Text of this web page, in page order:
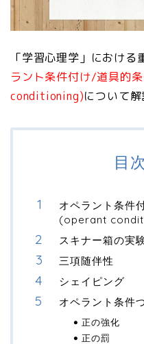
「学習心理学」におけ
ラント条件付け/道具的
conditioning)について解
目次
オペラント条件
(operant
スキナー箱の実
三項随伴性
シェイピング
オペラント条件
正の強化
正の罰